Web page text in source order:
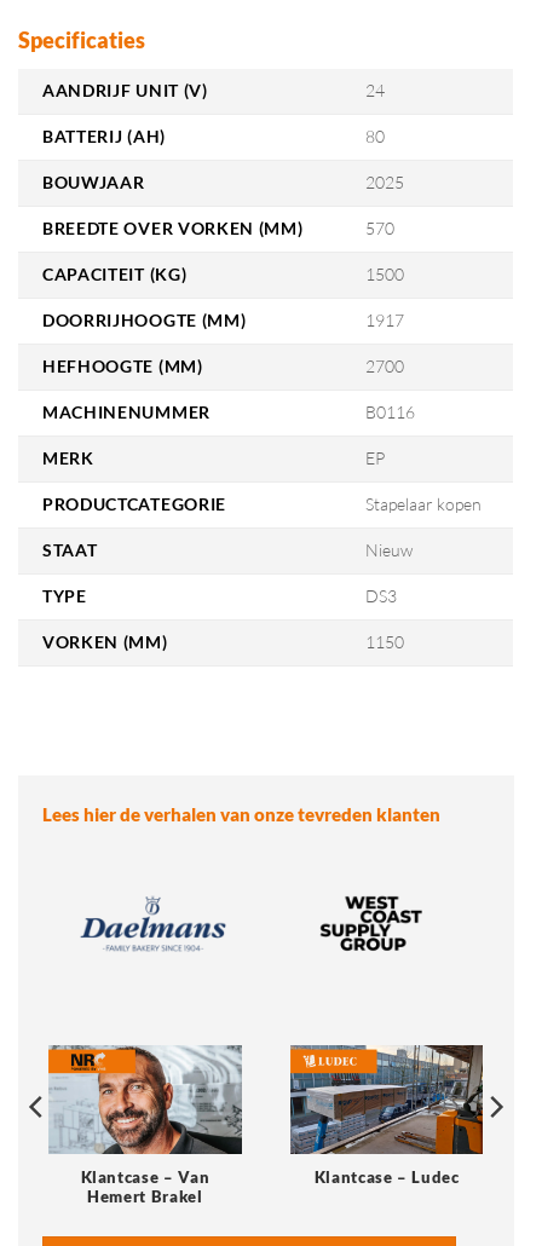
Specificaties
AANDRIJF UNIT (V) 24
BATTERIJ (AH) 80
BOUWJAAR 2025
BREEDTE OVER VORKEN (MM) 570
CAPACITEIT (KG) 1500
DOORRIJHOOGTE (MM) 1917
HEFHOOGTE (MM) 2700
MACHINENUMMER B0116
MERK EP
PRODUCTCATEGORIE Stapelaar kopen
STAAT Nieuw
TYPE DS3
VORKEN (MM) 1150
Lees hier de verhalen van onze tevreden klanten
Klantcase – Van
Hemert Brakel
Klantcase – Ludec